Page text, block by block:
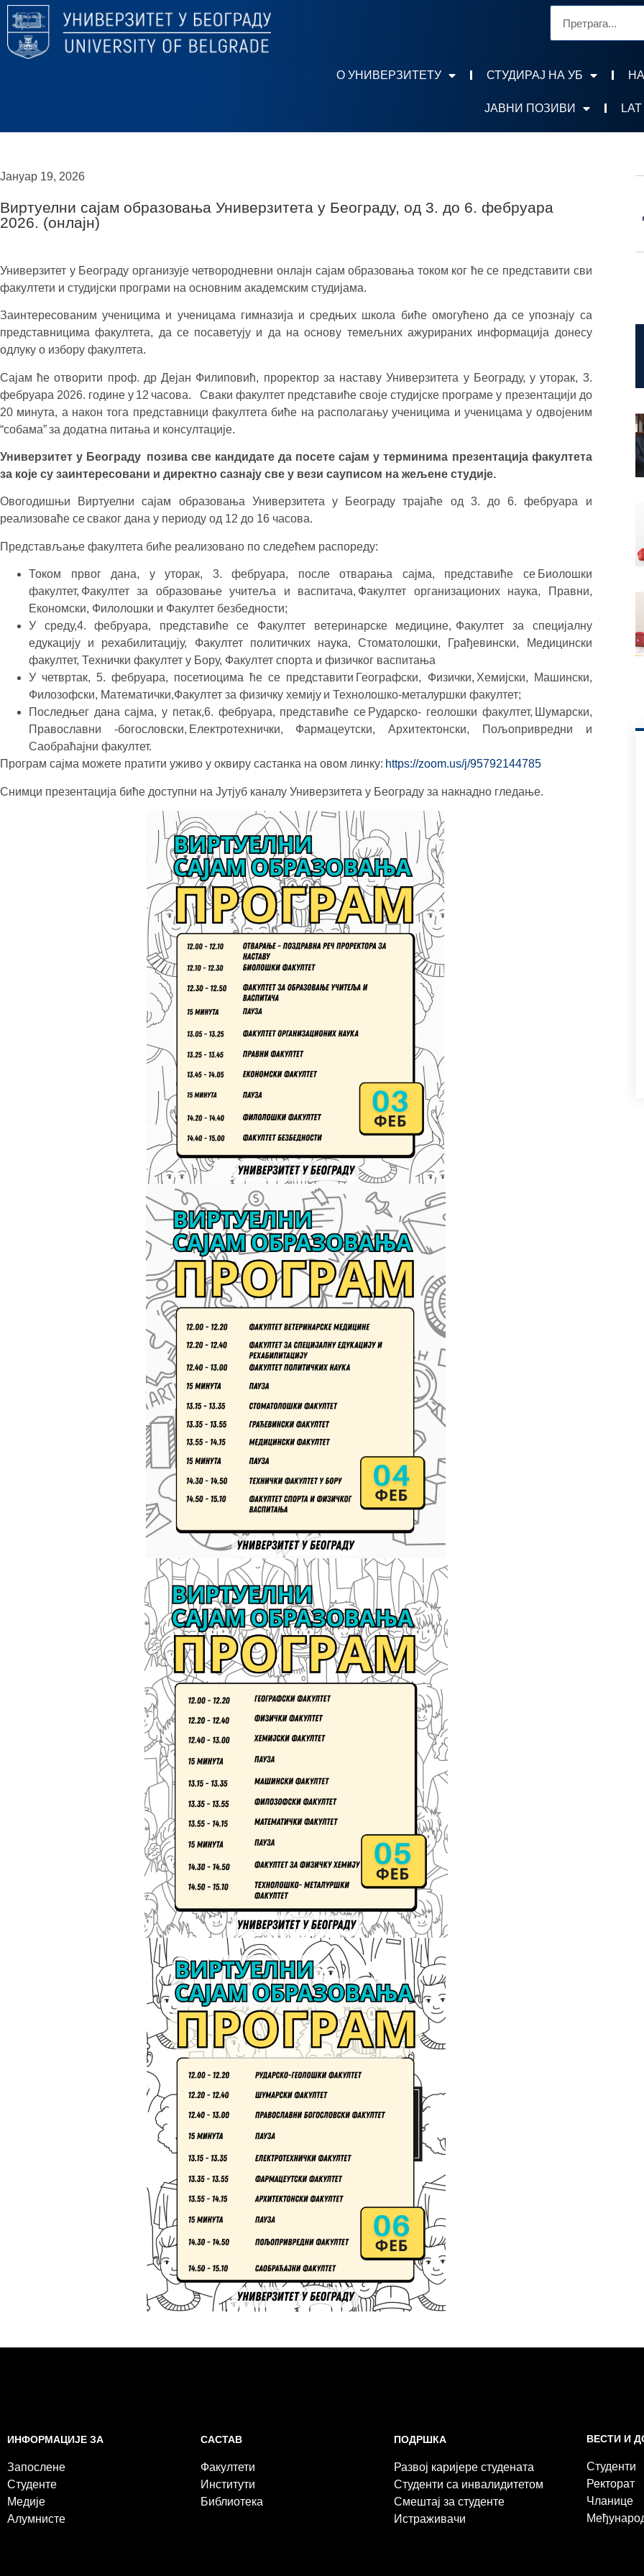
О УНИВЕРЗИТЕТУ СТУДИРАЈ НА УБ
ЈАВНИ ПОЗИВИ
Јануар 19, 2026
Виртуелни сајам образовања Универзитета у Београду, од 3. до 6. фебруара
2026. (онлајн)
Универзитет у Београду организује четвородневни онлајн сајам образовања током ког ће се представити сви
факултети и студијски програми на основним академским студијама.
Заинтересованим ученицима и ученицама гимназија и средњих школа биће омогућено да се упознају са
представницима факултета, да се посаветују и да на основу темељних ажурираних информација донесу
одлуку о избору факултета.
Сајам ће отворити проф. др Дејан Филиповић, проректор за наставу Универзитета у Београду, у уторак, 3.
фебруара 2026. године у 12 часова. Сваки факултет представиће своје студијске програме у презентацији до
20 минута, а након тога представници факултета биће на располагању ученицима и ученицама у одвојеним
“собама” за додатна питања и консултације.
Универзитет у Београду позива све кандидате да посете сајам у терминима презентација факултета
за које су заинтересовани и директно сазнају све у вези сауписом на жељене студије.
Овогодишњи Виртуелни сајам образовања Универзитета у Београду трајаће од 3. до 6. фебруара и
реализоваће се сваког дана у периоду од 12 до 16 часова.
Представљање факултета биће реализовано по следећем распореду:
Током првог дана, у уторак, 3. фебруара, после отварања сајма, представиће се Биолошки
факултет, Факултет за образовање учитеља и васпитача, Факултет организационих наука, Правни,
Економски, Филолошки и Факултет безбедности;
У среду,4. фебруара, представиће се Факултет ветеринарске медицине, Факултет за специјалну
едукацију и рехабилитацију, Факултет политичких наука, Стоматолошки, Грађевински, Медицински
факултет, Технички факултет у Бору, Факултет спорта и физичког васпитања
У четвртак, 5. фебруара, посетиоцима ће се представити Географски, Физички, Хемијски, Машински,
Филозофски, Математички,Факултет за физичку хемију и Технолошко-металуршки факултет;
Последњег дана сајма, у петак,6. фебруара, представиће се Рударско- геолошки факултет, Шумарски,
Православни -богословски, Електротехнички, Фармацеутски, Архитектонски, Пољопривредни и
Саобраћајни факултет.
Програм сајма можете пратити уживо у оквиру састанка на овом линку: https://zoom.us/j/95792144785
Снимци презентација биће доступни на Јутјуб каналу Универзитета у Београду за накнадно гледање.
ИНФОРМАЦИЈЕ ЗА
Запослене
Студенте
Медије
Алумнисте
САСТАВ
Факултети
Институти
Библиотека
ПОДРШКА
Развој каријере студената
Студенти са инвалидитетом
Смештај за студенте
Истраживачи
ВЕСТИ И
Студенти
Ректорат
Чланице